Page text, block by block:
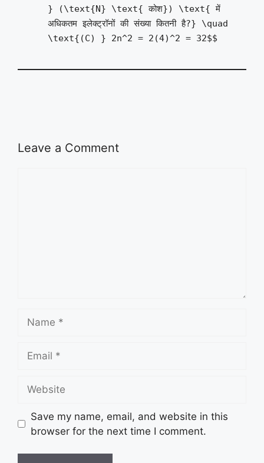
} (\text{N} \text{ कोश}) \text{ में
अधिकतम इलेक्ट्रॉनों की संख्या कितनी है?} \quad
\text{(C) } 2n^2 = 2(4)^2 = 32$$
Leave a Comment
Save my name, email, and website in this
browser for the next time I comment.